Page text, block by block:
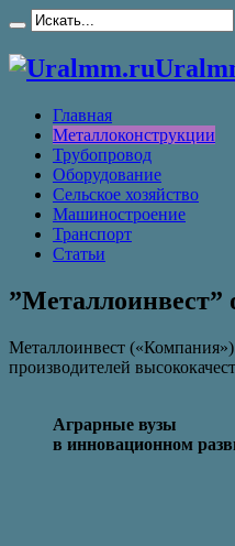
Главная
Металлоконструкции
Трубопровод
Оборудование
Сельское хозяйство
Машиностроение
Транспорт
Статьи
”Металлоинвест”
Металлоинвест
производителей
Аграрные вузы
в инновационном